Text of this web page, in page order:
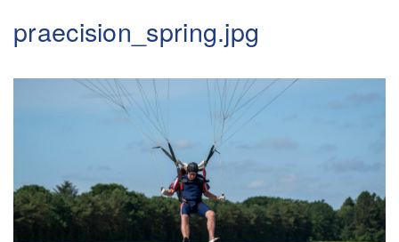
praecision_spring.jpg